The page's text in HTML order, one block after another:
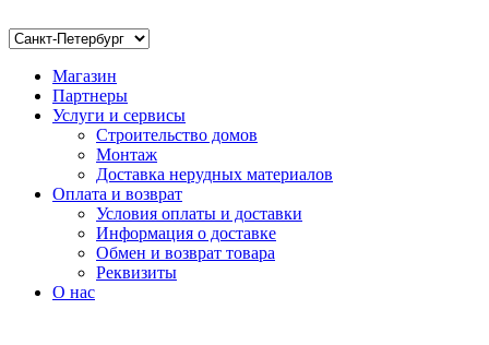
Магазин
Партнеры
Услуги и сервисы
Строительство домов
Монтаж
Доставка нерудных материалов
Оплата и возврат
Условия оплаты и доставки
Информация о доставке
Обмен и возврат товара
Реквизиты
О нас